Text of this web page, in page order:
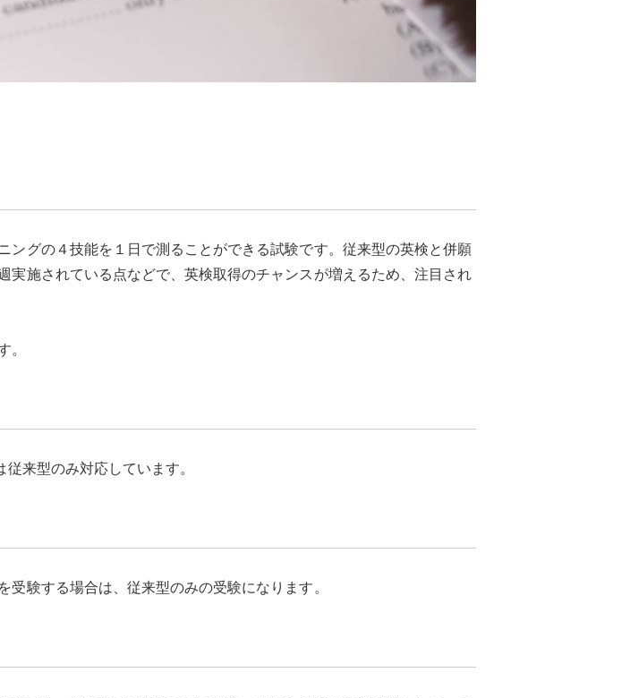
グの４技能を１日で測ることができる試験です。従来型の英検と併願
施されている点などで、英検取得のチャンスが増えるため、注目され
。
来型のみ対応しています。
験する場合は、従来型のみの受験になります。